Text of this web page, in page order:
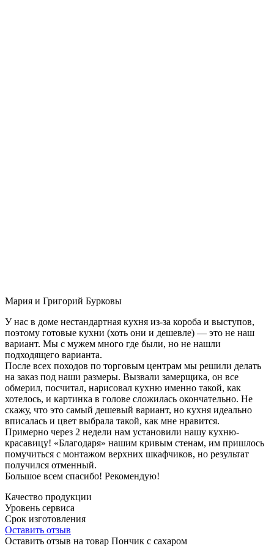
Мария и Григорий Бурковы
У нас в доме нестандартная кухня из-за короба и выступов,
поэтому готовые кухни (хоть они и дешевле) — это не наш
вариант. Мы с мужем много где были, но не нашли
подходящего варианта.
После всех походов по торговым центрам мы решили делать
на заказ под наши размеры. Вызвали замерщика, он все
обмерил, посчитал, нарисовал кухню именно такой, как
хотелось, и картинка в голове сложилась окончательно. Не
скажу, что это самый дешевый вариант, но кухня идеально
вписалась и цвет выбрала такой, как мне нравится.
Примерно через 2 недели нам установили нашу кухню-
красавицу! «Благодаря» нашим кривым стенам, им пришлось
помучиться с монтажом верхних шкафчиков, но результат
получился отменный.
Большое всем спасибо! Рекомендую!
Качество продукции
Уровень сервиса
Срок изготовления
Оставить отзыв
Оставить отзыв на товар Пончик с сахаром